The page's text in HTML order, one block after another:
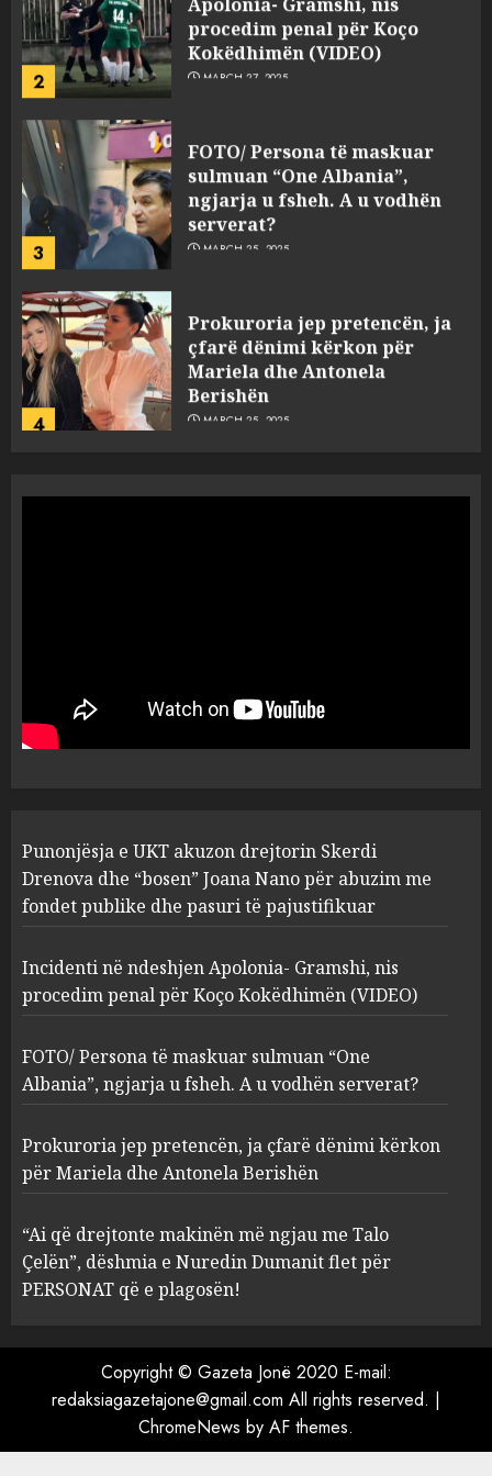
2
procedim penal për Koço
Kokëdhimën (VIDEO)
3
FOTO/ Persona të maskuar
sulmuan “One Albania”,
ngjarja u fsheh. A u vodhën
serverat?
4
Prokuroria jep pretencën, ja
çfarë dënimi kërkon për
Mariela dhe Antonela
Berishën
1
“bosen” Joana Nano për
abuzim me fondet publike dhe
pasuri të pajustifikuar
2
Apolonia- Gramshi, nis
procedim penal për Koço
Kokëdhimën (VIDEO)
MARCH 27, 2025
3
FOTO/ Persona të maskuar
sulmuan “One Albania”,
ngjarja u fsheh. A u vodhën
serverat?
MARCH 25, 2025
4
Prokuroria jep pretencën, ja
çfarë dënimi kërkon për
Berishën
MARCH 25, 2025
ngjau me Talo Çelën”,
dëshmia e Nuredin Dumanit
flet për PERSONAT që e
plagosën!
Punonjësja e UKT akuzon drejtorin Skerdi
Drenova dhe “bosen” Joana Nano për abuzim me
fondet publike dhe pasuri të pajustifikuar
Incidenti në ndeshjen Apolonia- Gramshi, nis
procedim penal për Koço Kokëdhimën (VIDEO)
FOTO/ Persona të maskuar sulmuan “One
Albania”, ngjarja u fsheh. A u vodhën serverat?
Prokuroria jep pretencën, ja çfarë dënimi kërkon
për Mariela dhe Antonela Berishën
“Ai që drejtonte makinën më ngjau me Talo
Çelën”, dëshmia e Nuredin Dumanit flet për
PERSONAT që e plagosën!
Copyright © Gazeta Jonë 2020 E-mail:
redaksiagazetajone@gmail.com All rights reserved. |
ChromeNews by AF themes.